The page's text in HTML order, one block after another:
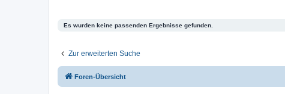
Es wurden keine passenden Ergebnisse gefunden.
Zur erweiterten Suche
Foren-Übersicht